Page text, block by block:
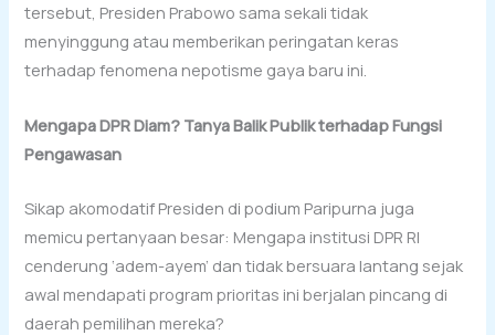
tersebut, Presiden Prabowo sama sekali tidak
menyinggung atau memberikan peringatan keras
terhadap fenomena nepotisme gaya baru ini.
Mengapa DPR Diam? Tanya Balik Publik terhadap Fungsi
Pengawasan
Sikap akomodatif Presiden di podium Paripurna juga
memicu pertanyaan besar: Mengapa institusi DPR RI
cenderung ‘adem-ayem’ dan tidak bersuara lantang sejak
awal mendapati program prioritas ini berjalan pincang di
daerah pemilihan mereka?